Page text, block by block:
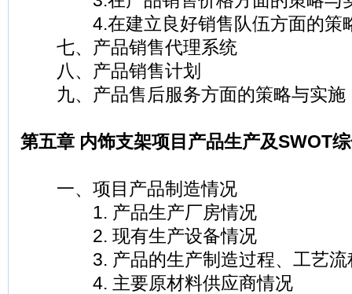
4.在建立良好销售队伍方面的策
七、产品销售代理系统
八、产品销售计划
九、产品售后服务方面的策略与实施
第五章 内饰支架项目产品生产及SWOT
一、项目产品制造情况
1. 产品生产厂房情况
2. 现有生产设备情况
3. 产品的生产制造过程、工艺流
4. 主要原材料供应商情况